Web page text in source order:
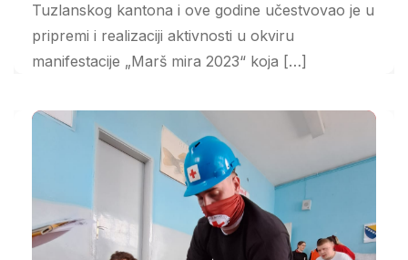
Tuzlanskog kantona i ove godine učestvovao je u
pripremi i realizaciji aktivnosti u okviru
manifestacije „Marš mira 2023“ koja […]